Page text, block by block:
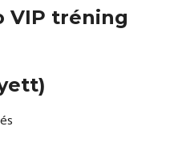
VIP tréning